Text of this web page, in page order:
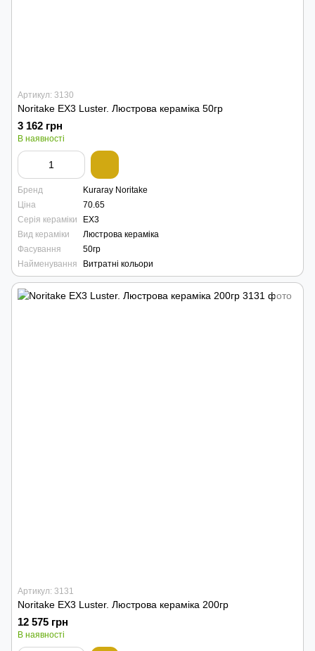
Артикул: 3130
Noritake EX3 Luster. Люстрова кераміка 50гр
3 162 грн
В наявності
Бренд
Kuraray Noritake
Ціна
70.65
Серія кераміки
EX3
Вид кераміки
Люстрова кераміка
Фасування
50гр
Найменування
Витратні кольори
Артикул: 3131
Noritake EX3 Luster. Люстрова кераміка 200гр
12 575 грн
В наявності